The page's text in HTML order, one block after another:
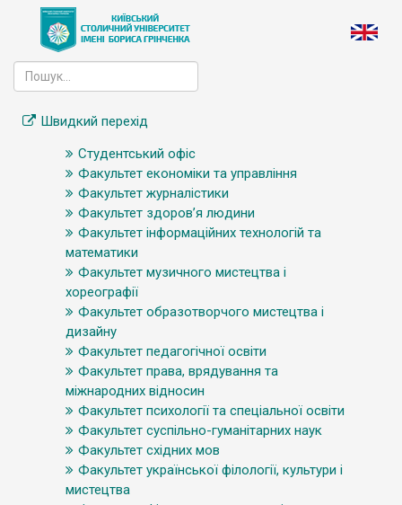
Швидкий перехід
Студентський офіс
Факультет економіки та управління
Факультет журналістики
Факультет здоров’я людини
Факультет інформаційних технологій та
математики
Факультет музичного мистецтва і
хореографії
Факультет образотворчого мистецтва і
дизайну
Факультет педагогічної освіти
Факультет права, врядування та
міжнародних відносин
Факультет психології та спеціальної освіти
Факультет суспільно-гуманітарних наук
Факультет східних мов
Факультет української філології, культури і
мистецтва